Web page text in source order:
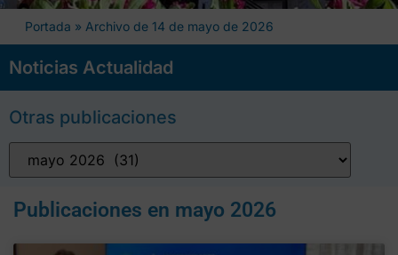
Portada » Archivo de 14 de mayo de 2026
Noticias Actualidad
Otras publicaciones
Publicaciones en mayo 2026